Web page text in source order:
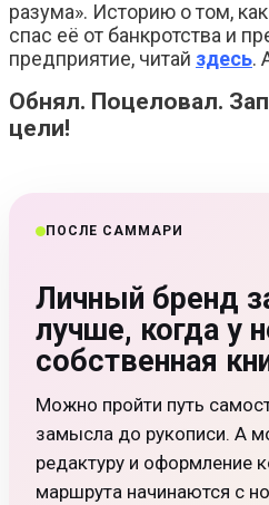
разума». Историю о том,
спас её от банкротства и
предприятие, читай здесь.
Обнял. Поцеловал.
цели!
ПОСЛЕ САММАРИ
Личный бренд
лучше, когда у
собственная
Можно пройти путь
замысла до рукописи. А
редактуру и оформление
маршрута начинаются с